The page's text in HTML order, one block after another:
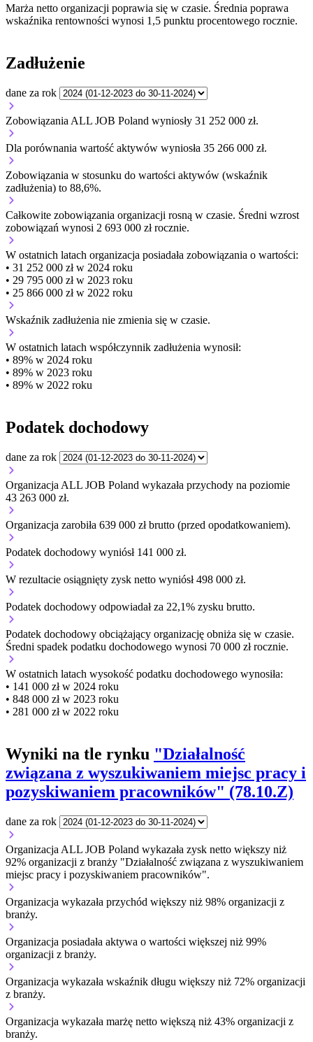
Marża netto organizacji poprawia się w czasie. Średnia poprawa
wskaźnika rentowności wynosi 1,5 punktu procentowego rocznie.
Zadłużenie
dane za rok
Zobowiązania ALL JOB Poland wyniosły 31 252 000 zł.
Dla porównania wartość aktywów wyniosła 35 266 000 zł.
Zobowiązania w stosunku do wartości aktywów (wskaźnik
zadłużenia) to 88,6%.
Całkowite zobowiązania organizacji rosną w czasie. Średni wzrost
zobowiązań wynosi 2 693 000 zł rocznie.
W ostatnich latach organizacja posiadała zobowiązania o wartości:
• 31 252 000 zł w 2024 roku
• 29 795 000 zł w 2023 roku
• 25 866 000 zł w 2022 roku
Wskaźnik zadłużenia nie zmienia się w czasie.
W ostatnich latach współczynnik zadłużenia wynosił:
• 89% w 2024 roku
• 89% w 2023 roku
• 89% w 2022 roku
Podatek dochodowy
dane za rok
Organizacja ALL JOB Poland wykazała przychody na poziomie
43 263 000 zł.
Organizacja zarobiła 639 000 zł brutto (przed opodatkowaniem).
Podatek dochodowy wyniósł 141 000 zł.
W rezultacie osiągnięty zysk netto wyniósł 498 000 zł.
Podatek dochodowy odpowiadał za 22,1% zysku brutto.
Podatek dochodowy obciążający organizację obniża się w czasie.
Średni spadek podatku dochodowego wynosi 70 000 zł rocznie.
W ostatnich latach wysokość podatku dochodowego wynosiła:
• 141 000 zł w 2024 roku
• 848 000 zł w 2023 roku
• 281 000 zł w 2022 roku
Wyniki na tle rynku "Działalność
związana z wyszukiwaniem miejsc pracy i
pozyskiwaniem pracowników" (78.10.Z)
dane za rok
Organizacja ALL JOB Poland wykazała zysk netto większy niż
92% organizacji z branży "Działalność związana z wyszukiwaniem
miejsc pracy i pozyskiwaniem pracowników".
Organizacja wykazała przychód większy niż 98% organizacji z
branży.
Organizacja posiadała aktywa o wartości większej niż 99%
organizacji z branży.
Organizacja wykazała wskaźnik długu większy niż 72% organizacji
z branży.
Organizacja wykazała marżę netto większą niż 43% organizacji z
branży.